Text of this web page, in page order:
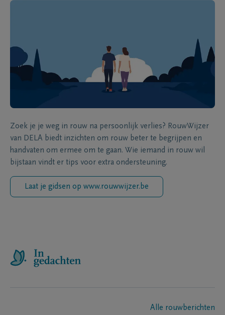
Zoek je je weg in rouw na persoonlijk verlies? RouwWijzer
van DELA biedt inzichten om rouw beter te begrijpen en
handvaten om ermee om te gaan. Wie iemand in rouw wil
bijstaan vindt er tips voor extra ondersteuning.
Laat je gidsen op www.rouwwijzer.be
Alle rouwberichten